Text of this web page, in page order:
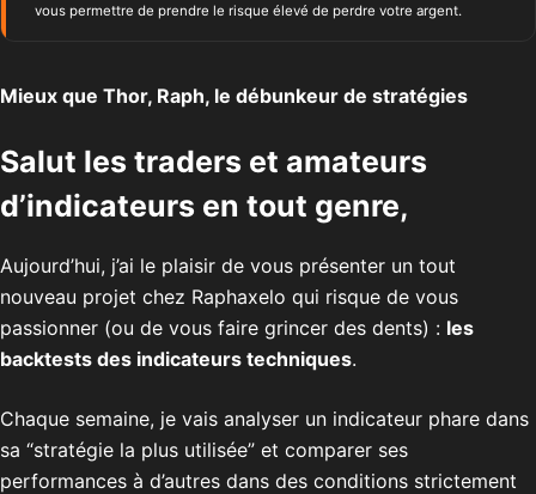
vous permettre de prendre le risque élevé de perdre votre argent.
Mieux que Thor, Raph, le débunkeur de stratégies
Salut les traders et amateurs
d’indicateurs en tout genre,
Aujourd’hui, j’ai le plaisir de vous présenter un tout
nouveau projet chez Raphaxelo qui risque de vous
passionner (ou de vous faire grincer des dents) : les
backtests des indicateurs techniques.
Chaque semaine, je vais analyser un indicateur phare dans
sa “stratégie la plus utilisée” et comparer ses
performances à d’autres dans des conditions strictement